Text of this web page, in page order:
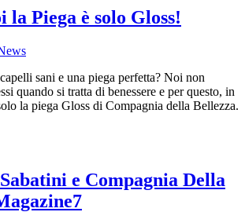
la Piega è solo Gloss!
sani e una piega perfetta? Noi non
quando si tratta di benessere e per questo, in
la piega Gloss di Compagnia della Bellezza.
e Compagnia Della